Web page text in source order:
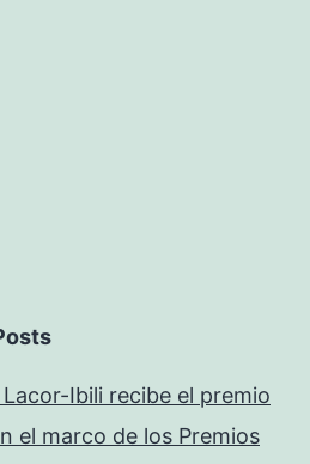
Lacor-Ibili recibe el premio
el marco de los Premios